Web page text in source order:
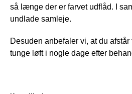
så længe der er farvet udflåd. I
undlade samleje.
Desuden anbefaler vi, at du
tunge løft i nogle dage efter